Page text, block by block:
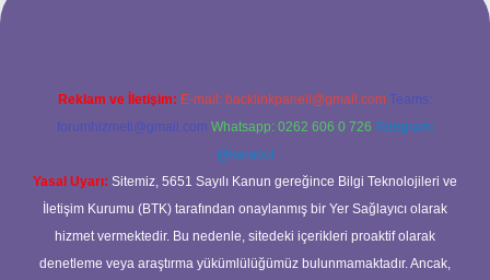
Reklam ve İletişim: E-mail: backlinkpaneli@gmail.com Teams:
forumhizmeti@gmail.com Whatsapp: 0262 606 0 726 Telegram:
@karabul
Yasal Uyarı: Sitemiz, 5651 Sayılı Kanun gereğince Bilgi Teknolojileri ve
İletişim Kurumu (BTK) tarafından onaylanmış bir Yer Sağlayıcı olarak
hizmet vermektedir. Bu nedenle, sitedeki içerikleri proaktif olarak
denetleme veya araştırma yükümlülüğümüz bulunmamaktadır. Ancak,